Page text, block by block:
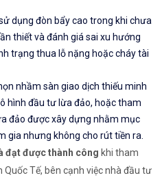
dụng đòn bẩy cao trong khi chưa
thiết và đánh giá sai xu hướng
trạng thua lỗ nặng hoặc cháy tài
nhầm sàn giao dịch thiếu minh
hình đầu tư lừa đảo, hoặc tham
đảo được xây dựng nhằm mục
gia nhưng không cho rút tiền ra.
đạt được thành công khi tham
Tế, bên cạnh việc nhà đầu tư